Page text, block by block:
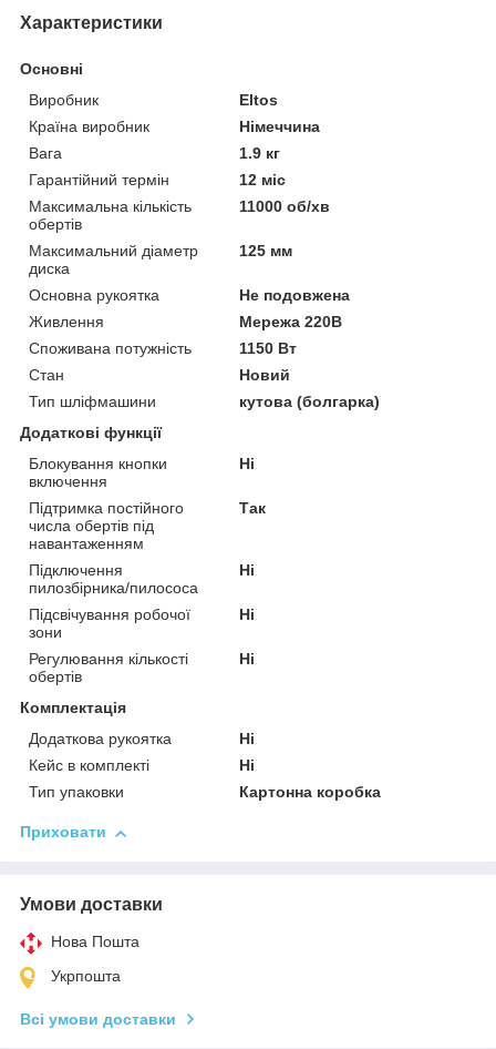
Характеристики
Основні
Виробник
Eltos
Країна виробник
Німеччина
Вага
1.9 кг
Гарантійний термін
12 міс
Максимальна кількість
обертів
11000 об/хв
Максимальний діаметр
диска
125 мм
Основна рукоятка
Не подовжена
Живлення
Мережа 220В
Споживана потужність
1150 Вт
Стан
Новий
Тип шліфмашини
кутова (болгарка)
Додаткові функції
Блокування кнопки
включення
Ні
Підтримка постійного
числа обертів під
навантаженням
Так
Підключення
пилозбірника/пилососа
Ні
Підсвічування робочої
зони
Ні
Регулювання кількості
обертів
Ні
Комплектація
Додаткова рукоятка
Ні
Кейс в комплекті
Ні
Тип упаковки
Картонна коробка
Приховати
Умови доставки
Нова Пошта
Укрпошта
Всі умови доставки